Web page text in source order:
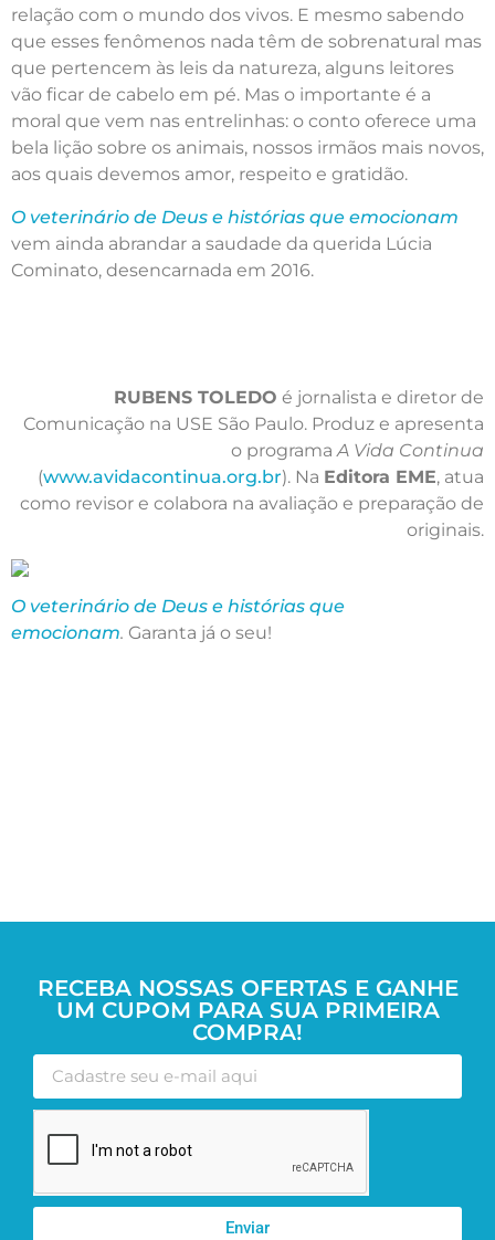
relação com o mundo dos vivos. E mesmo sabendo
que esses fenômenos nada têm de sobrenatural mas
que pertencem às leis da natureza, alguns leitores
vão ficar de cabelo em pé. Mas o importante é a
moral que vem nas entrelinhas: o conto oferece uma
bela lição sobre os animais, nossos irmãos mais novos,
aos quais devemos amor, respeito e gratidão.
O veterinário de Deus e histórias que emocionam
vem ainda abrandar a saudade da querida Lúcia
Cominato, desencarnada em 2016.
RUBENS TOLEDO é jornalista e diretor de
Comunicação na USE São Paulo. Produz e apresenta
o programaA Vida Continua
(www.avidacontinua.org.br). Na Editora EME, atua
como revisor e colabora na avaliação e preparação de
originais.
O veterinário de Deus e histórias que
emocionam. Garanta já o seu!
RECEBA NOSSAS OFERTAS E GANHE
UM CUPOM PARA SUA PRIMEIRA
COMPRA!
Enviar